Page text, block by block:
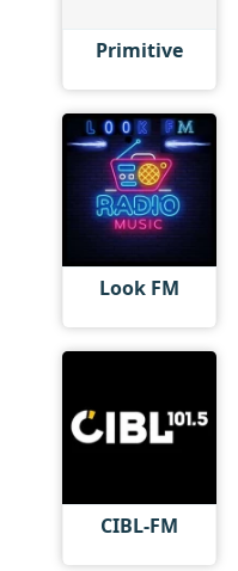
Primitive
Look FM
CIBL-FM